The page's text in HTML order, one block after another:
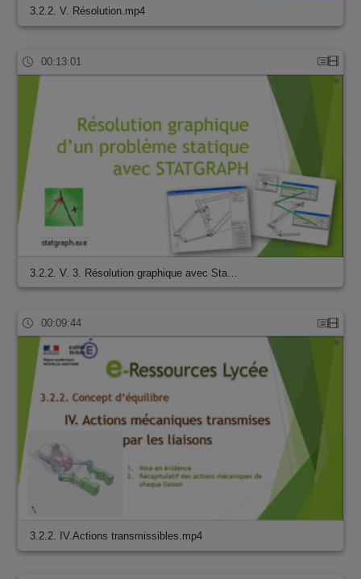
3.2.2. V. Résolution.mp4
00:13:01
3.2.2. V. 3. Résolution graphique avec Sta…
00:09:44
3.2.2. IV.Actions transmissibles.mp4